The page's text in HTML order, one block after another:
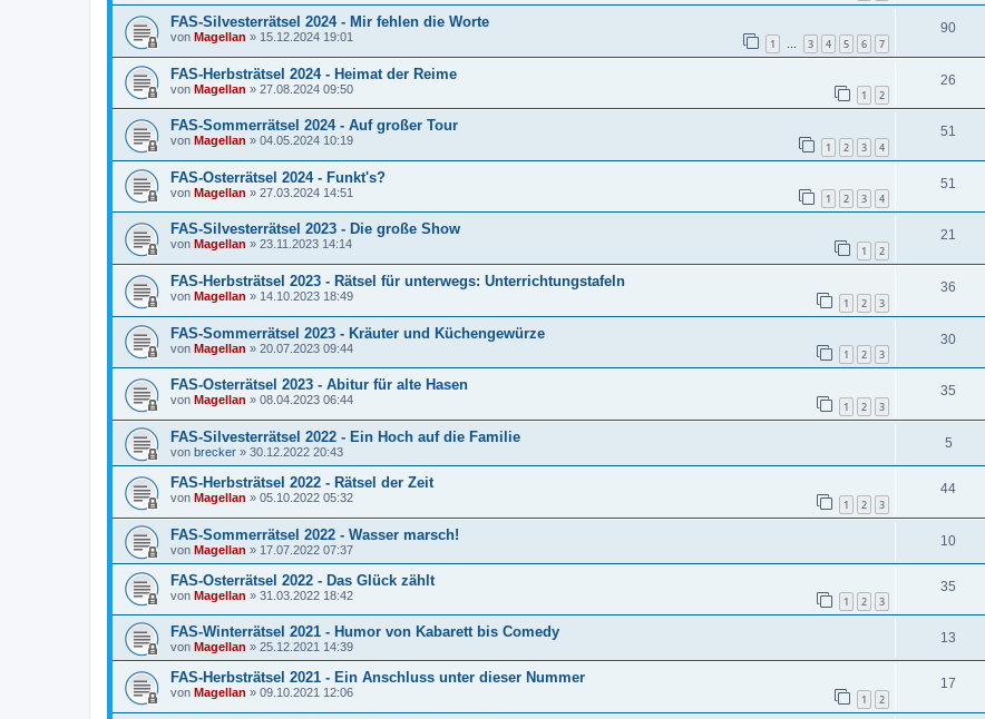
FAS-Silvesterrätsel 2024 - Mir fehlen die Worte
von Magellan » 15.12.2024 19:01 1 … 3 4 5 6 7
90
FAS-Herbsträtsel 2024 - Heimat der Reime
von Magellan » 27.08.2024 09:50 1 2
26
FAS-Sommerrätsel 2024 - Auf großer Tour
von Magellan » 04.05.2024 10:19 1 2 3 4
51
FAS-Osterrätsel 2024 - Funkt's?
von Magellan » 27.03.2024 14:51 1 2 3 4
51
FAS-Silvesterrätsel 2023 - Die große Show
von Magellan » 23.11.2023 14:14 1 2
21
FAS-Herbsträtsel 2023 - Rätsel für unterwegs: Unterrichtungstafeln
von Magellan » 14.10.2023 18:49 1 2 3
36
FAS-Sommerrätsel 2023 - Kräuter und Küchengewürze
von Magellan » 20.07.2023 09:44 1 2 3
30
FAS-Osterrätsel 2023 - Abitur für alte Hasen
von Magellan » 08.04.2023 06:44 1 2 3
35
FAS-Silvesterrätsel 2022 - Ein Hoch auf die Familie
von brecker » 30.12.2022 20:43
5
FAS-Herbsträtsel 2022 - Rätsel der Zeit
von Magellan » 05.10.2022 05:32 1 2 3
44
FAS-Sommerrätsel 2022 - Wasser marsch!
von Magellan » 17.07.2022 07:37
10
FAS-Osterrätsel 2022 - Das Glück zählt
von Magellan » 31.03.2022 18:42 1 2 3
35
FAS-Winterrätsel 2021 - Humor von Kabarett bis Comedy
von Magellan » 25.12.2021 14:39
13
FAS-Herbsträtsel 2021 - Ein Anschluss unter dieser Nummer
von Magellan » 09.10.2021 12:06 1 2
17